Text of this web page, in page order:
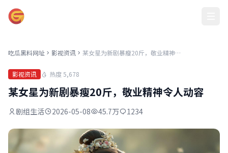
吃瓜黑料网址 影视资讯 某女星为新剧暴瘦20斤，敬业精神令人动容
影视资讯 热度 5,678
某女星为新剧暴瘦20斤，敬业精神令人动容
剧组生活 2026-05-08 45.7万 1234